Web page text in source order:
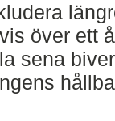
över ett
sena